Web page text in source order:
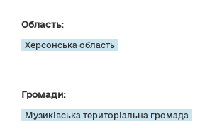
Область:
Херсонська область
Громади:
Музиківська територіальна громада